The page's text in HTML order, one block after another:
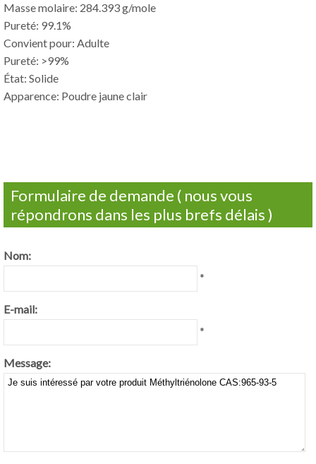
Masse molaire: 284.393 g/mole
Pureté: 99.1%
Convient pour: Adulte
Pureté: >99%
État: Solide
Apparence: Poudre jaune clair
Formulaire de demande ( nous vous
répondrons dans les plus brefs délais )
Nom:
*
E-mail:
*
Message: